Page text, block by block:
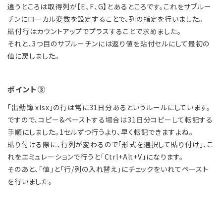
違うところは取得列が【E、F、G】とあるところです。これをサブルー
チンにローカル変数を設定することで、列の指定を行いました。
貼付行はカウントアップでプラスすることで求めました。
それと、3つ目のサブルーチンには返り値を貼付セルにして最初の
値に戻しました。
ポイント③
「出勤簿.xlsx」の行は常に31日分あるというルールにしています。
ですので、コピー&ペーストする場合は31日分コピーして転記する
手順にしました。1セルずつ行うより、早く転記できますよね。
貼り付ける際に、行列が変わるので「形式を選択して貼り付け」、こ
れをエミュレーションで行うと「Ctrl+Alt+V」になります。
そのあと、「値」と「行/列の入れ替え」にチェックをいれてペースト
を行いました。